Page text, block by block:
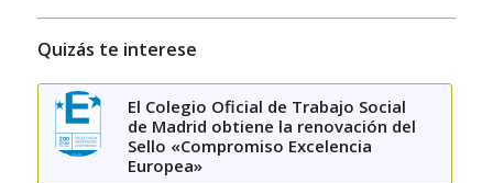
Quizás te interese
El Colegio Oficial de Trabajo Social
de Madrid obtiene la renovación del
Sello «Compromiso Excelencia
Europea»